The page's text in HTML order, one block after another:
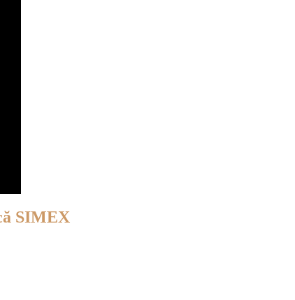
SIMEX